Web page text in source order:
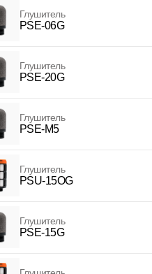
Глушитель
PSE-06G
Глушитель
PSE-20G
Глушитель
PSE-M5
Глушитель
PSU-15OG
Глушитель
PSE-15G